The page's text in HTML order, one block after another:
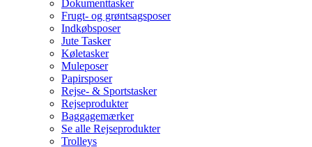
Dokumenttasker
Frugt- og grøntsagsposer
Indkøbsposer
Jute Tasker
Køletasker
Muleposer
Papirsposer
Rejse- & Sportstasker
Rejseprodukter
Baggagemærker
Se alle Rejseprodukter
Trolleys